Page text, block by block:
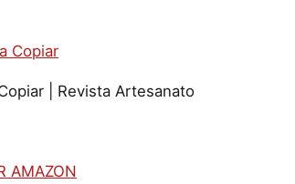
| Revista Artesanato
AMAZON